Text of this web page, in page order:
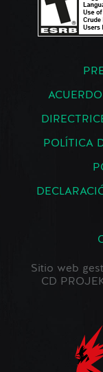
POLÍTICA
Sitio web
CD